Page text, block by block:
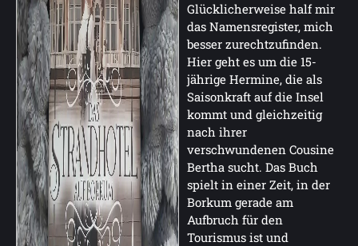
Glücklicherweise half mir
das Namensregister, mich
besser zurechtzufinden.
Hier geht es um die 15-
jährige Hermine, die als
Saisonkraft auf die Insel
kommt und gleichzeitig
nach ihrer
verschwundenen Cousine
Bertha sucht. Das Buch
spielt in einer Zeit, in der
Borkum gerade am
Aufbruch für den
Tourismus ist und